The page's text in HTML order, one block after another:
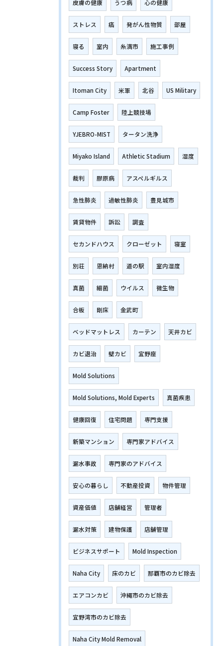
皮膚の健康 うつ病 心の健康
ストレス 癌 発がん性物質 部屋
寝る 室内 糸満市 施工事例
Success Story Apartment
Itoman City 米軍 北谷 US Military
Camp Foster 陸上競技場
YJEBRO-MIST タータン洗浄
Miyako Island Athletic Stadium 湿度
裁判 膠原病 アスペルギルス
急性肺炎 過敏性肺炎 豊見城市
賃貸物件 訴訟 調査
セカンドハウス クローゼット 寝室
別荘 恩納村 道の駅 室内湿度
真菌 細菌 ウイルス 微生物
合板 剛床 金武町
ベッドマットレス カーテン 天井カビ
カビ退治 壁カビ 宜野座
Mold Solutions
Mold Solutions, Mold Experts 真菌疾患
健康回復 住宅問題 専門支援
新築マンション 専門家アドバイス
漏水事故 専門家のアドバイス
安心の暮らし 不動産投資 物件管理
資産価値 店舗経営 管理者
漏水対策 建物保護 店舗管理
ビジネスサポート Mold Inspection
Naha City 床のカビ 那覇市のカビ除去
エアコンカビ 沖縄市のカビ除去
宜野湾市のカビ除去
Naha City Mold Removal